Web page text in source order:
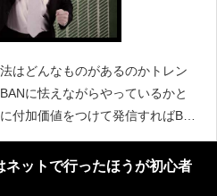
はどんなものがあるのかトレン
に怯えながらやっているかと
付加価値をつけて発信すればBA
参考にしててください緊急ネタの
ットで行ったほうが初心者